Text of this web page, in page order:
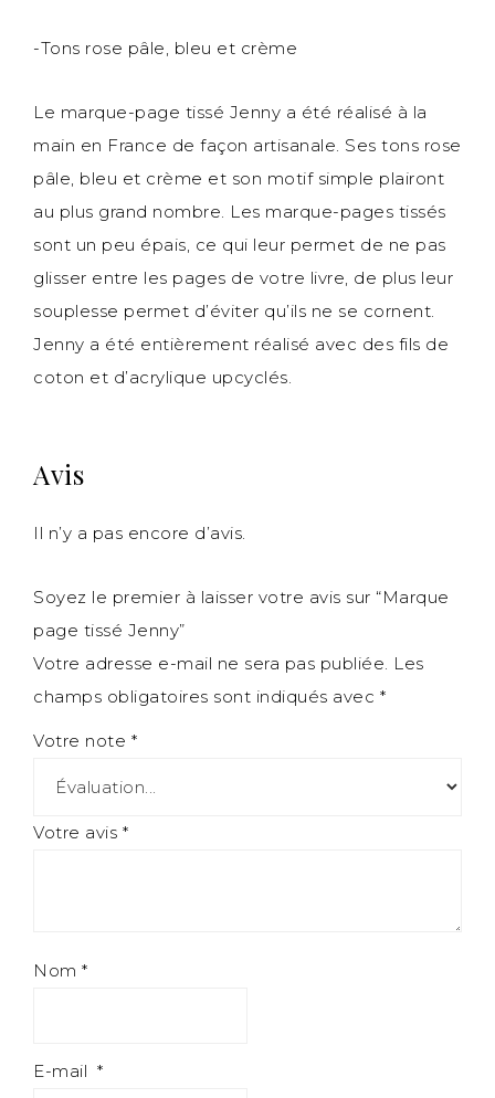
-Tons rose pâle, bleu et crème
Le marque-page tissé Jenny a été réalisé à la
main en France de façon artisanale. Ses tons rose
pâle, bleu et crème et son motif simple plairont
au plus grand nombre. Les marque-pages tissés
sont un peu épais, ce qui leur permet de ne pas
glisser entre les pages de votre livre, de plus leur
souplesse permet d’éviter qu’ils ne se cornent.
Jenny a été entièrement réalisé avec des fils de
coton et d’acrylique upcyclés.
Avis
Il n’y a pas encore d’avis.
Soyez le premier à laisser votre avis sur “Marque
page tissé Jenny”
Votre adresse e-mail ne sera pas publiée. Les
champs obligatoires sont indiqués avec *
Votre note *
Votre avis *
Nom *
E-mail *